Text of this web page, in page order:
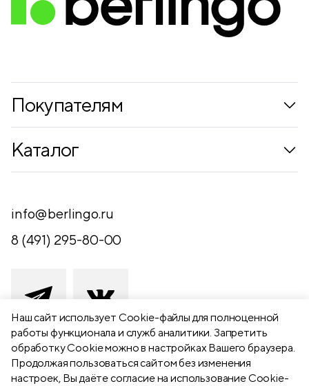
Наш сайт использует Сookie-файлы для полноценной
работы функционала и служб аналитики. Запретить
обработку Cookie можно в настройках Вашего браузера.
Продолжая пользоваться сайтом без изменения
настроек, Вы даёте согласие на использование Cookie-
Покупателям
Контакты
Обратная связь
Каталог
Письменные принадлежности
Канцелярские принадлежности
Чертежные принадлежности
Хобби и творчество
Презентационное оборудование
Школьный текстиль
info@berlingo.ru
8 (491) 295-80-00
391111 Рязанская обл., Рыбновский р-
н,